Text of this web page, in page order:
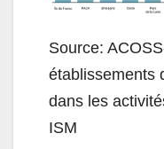
Source:
établissements
dans les
ISM